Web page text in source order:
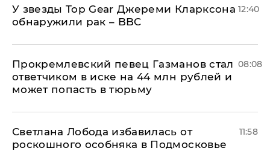
У звезды Top Gear Джереми Кларксона
обнаружили рак – BBC
12:40
Прокремлевский певец Газманов стал
ответчиком в иске на 44 млн рублей и
может попасть в тюрьму
08:08
Светлана Лобода избавилась от
роскошного особняка в Подмосковье
11:58